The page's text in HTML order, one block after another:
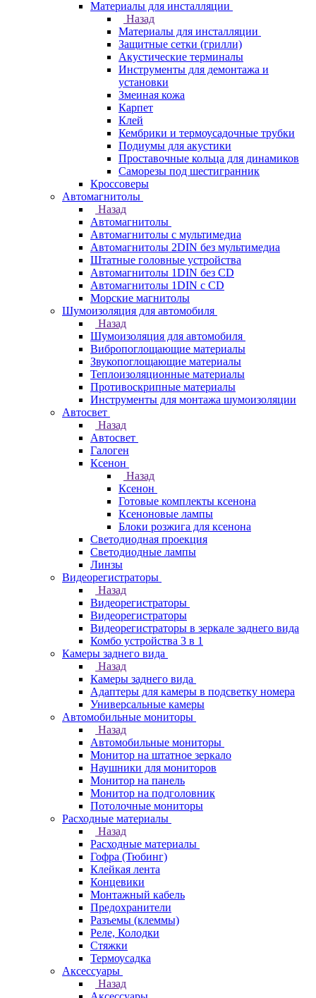
Материалы для инсталляции
Назад
Материалы для инсталляции
Защитные сетки (грилли)
Акустические терминалы
Инструменты для демонтажа и
установки
Змеиная кожа
Карпет
Клей
Кембрики и термоусадочные трубки
Подиумы для акустики
Проставочные кольца для динамиков
Саморезы под шестигранник
Кроссоверы
Автомагнитолы
Назад
Автомагнитолы
Автомагнитолы с мультимедиа
Автомагнитолы 2DIN без мультимедиа
Штатные головные устройства
Автомагнитолы 1DIN без CD
Автомагнитолы 1DIN с CD
Морские магнитолы
Шумоизоляция для автомобиля
Назад
Шумоизоляция для автомобиля
Вибропоглощающие материалы
Звукопоглощающие материалы
Теплоизоляционные материалы
Противоскрипные материалы
Инструменты для монтажа шумоизоляции
Автосвет
Назад
Автосвет
Галоген
Ксенон
Назад
Ксенон
Готовые комплекты ксенона
Ксеноновые лампы
Блоки розжига для ксенона
Светодиодная проекция
Светодиодные лампы
Линзы
Видеорегистраторы
Назад
Видеорегистраторы
Видеорегистраторы
Видеорегистраторы в зеркале заднего вида
Комбо устройства 3 в 1
Камеры заднего вида
Назад
Камеры заднего вида
Адаптеры для камеры в подсветку номера
Универсальные камеры
Автомобильные мониторы
Назад
Автомобильные мониторы
Монитор на штатное зеркало
Наушники для мониторов
Монитор на панель
Монитор на подголовник
Потолочные мониторы
Расходные материалы
Назад
Расходные материалы
Гофра (Тюбинг)
Клейкая лента
Концевики
Монтажный кабель
Предохранители
Разъемы (клеммы)
Реле, Колодки
Стяжки
Термоусадка
Аксессуары
Назад